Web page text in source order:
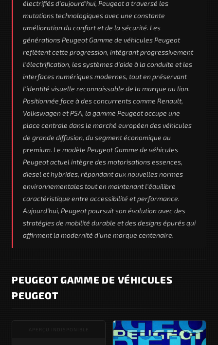
électrifiés d'aujourd'hui, Peugeot a traversé les
mutations technologiques avec une constante
amélioration du confort et de la sécurité. Les
générations Peugeot Gamme de véhicules Peugeot
reflètent cette progression, intégrant progressivement
l'électrification, les systèmes d'aide à la conduite et les
interfaces numériques modernes, tout en préservant
l'identité visuelle reconnaissable de la marque au lion.
Positionnée face à des concurrents comme Renault,
Volkswagen et PSA, la gamme Peugeot occupe une
place centrale dans le marché européen des véhicules
de grande diffusion, du segment économique au
premium. Le modèle Peugeot Gamme de véhicules
Peugeot actuel intègre des motorisations essences,
diesel et hybrides, répondant aux nouvelles normes
environnementales tout en maintenant l'équilibre
caractéristique entre accessibilité et performance.
Aujourd'hui, Peugeot poursuit son évolution avec des
stratégies de mobilité durable et des designs épurés qui
affirment la modernité d'une marque centenaire.
PEUGEOT GAMME DE VÉHICULES
PEUGEOT
APERÇU INDISPONIBLE